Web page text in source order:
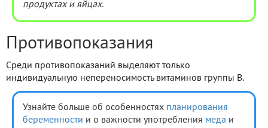
продуктах и яйцах.
Противопоказания
Среди противопоказаний выделяют только
индивидуальную непереносимость витаминов группы В.
Узнайте больше об особенностях планирования
беременности и о важности употребления меда и